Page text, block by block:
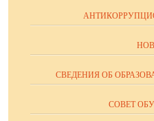
СВЕДЕНИЯ ОБ
СОВЕТ